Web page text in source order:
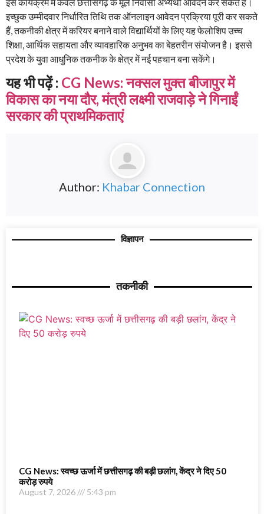
इच्छुक उम्मीदवार निर्धारित तिथि तक ऑनलाइन आवेदन प्रक्रिया पूरी कर सकते
हैं, तकनीकी क्षेत्र में करियर बनाने वाले विद्यार्थियों के लिए यह फेलोशिप उच्च
शिक्षा, आर्थिक सहायता और व्यावहारिक अनुभव का बेहतरीन संयोजन है। इससे
प्रदेश के युवा आधुनिक तकनीक के क्षेत्र में नई पहचान बना सकेंगे।
यह भी पढ़ें : CG News: नक्सल मुक्त बीजापुर में
विकास का नया दौर, मंत्री लक्ष्मी राजवाड़े ने गिनाईं
सरकार की प्राथमिकताएं
Author: Khabar Connection
विज्ञापन
तकनीकी
CG News: स्वच्छ ऊर्जा में छत्तीसगढ़ की बड़ी छलांग, केंद्र ने दिए 50
करोड़ रुपये
August 7, 2026 5:43 pm